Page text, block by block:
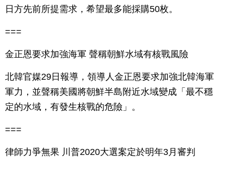
日方先前所提需求，希望最多能採購50枚。
===
金正恩要求加強海軍 聲稱朝鮮水域有核戰風險
北韓官媒29日報導，領導人金正恩要求加強北韓海軍
軍力，並聲稱美國將朝鮮半島附近水域變成「最不穩
定的水域，有發生核戰的危險」。
===
律師力爭無果 川普2020大選案定於明年3月審判